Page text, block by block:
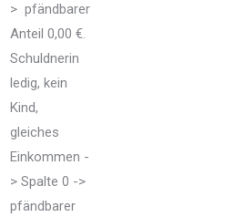
> pfändbarer
Anteil 0,00 €.
Schuldnerin
ledig, kein
Kind,
gleiches
Einkommen -
> Spalte 0 ->
pfändbarer